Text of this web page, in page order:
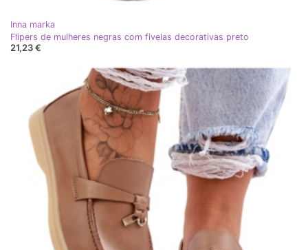
Inna marka
Flipers de mulheres negras com fivelas decorativas preto
21,23 €